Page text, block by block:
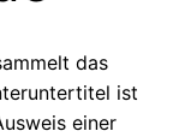
das
ist
einer